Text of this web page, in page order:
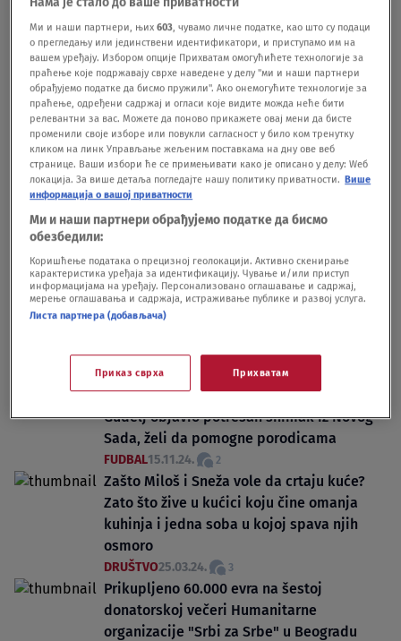
Dečje srce: Pretrčani kilometri su novčane
donacije – Predrag Knežević i Katarina
Rakić
EMISIJE30.04.25.
Naomi Kembel nije lažna humanitarka, već
žrtva internet prevare? Manekenkini
advokati izneli šok detalje
SHOWBIZ30.11.24.
Oglas
VIDEO Akcija koja je ujedinila milione:
Gudelj objavio potresan snimak iz Novog
Sada, želi da pomogne porodicama
FUDBAL15.11.24. 2
Zašto Miloš i Sneža vole da crtaju kuće?
Zato što žive u kućici koju čine omanja
kuhinja i jedna soba u kojoj spava njih
osmoro
DRUŠTVO25.03.24. 3
Prikupljeno 60.000 evra na šestoj
donatorskoj večeri Humanitarne
organizacije "Srbi za Srbe" u Beogradu
Ми и наши партнери, њих603, чувамо личне податке, као што су подаци
о прегледању или јединствени идентификатори, и приступамо им на
вашем уређају. Избором опције Прихватам омогућићете технологије за
праћење које подржавају сврхе наведене у делу "ми и наши партнери
обрађујемо податке да бисмо пружили". Ако онемогућите технологије за
праћење, одређени садржај и огласи које видите можда неће бити
релевантни за вас. Можете да поново прикажете овај мени да бисте
променили своје изборе или повукли сагласност у било ком тренутку
кликом на линк Управљање жељеним поставкама на дну ове веб
странице. Ваши избори ће се примењивати како је описано у делу: Wеб
локација. За више детаља погледајте нашу политику приватности. Више
информација о вашој приватности
Ми и наши партнери обрађујемо податке да бисмо
обезбедили:
Коришћење података о прецизној геолокацији. Активно скенирање
карактеристика уређаја за идентификацију. Чување и/или приступ
информацијама на уређају. Персонализовано оглашавање и садржај,
мерење оглашавања и садржаја, истраживање публике и развој услуга.
Листа партнера (добављача)
Приказ сврха Прихватам